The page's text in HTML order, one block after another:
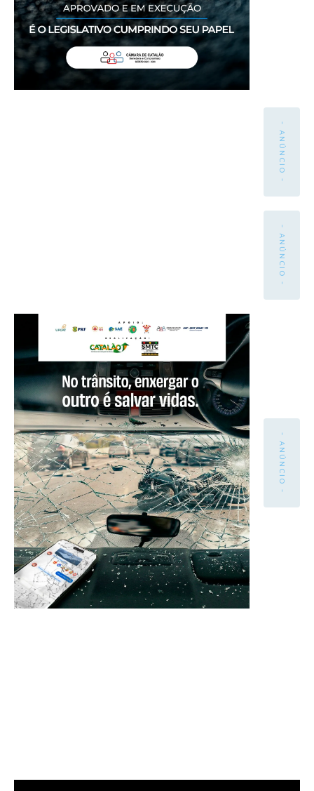
- ANÚNCIO -
- ANÚNCIO -
- ANÚNCIO -